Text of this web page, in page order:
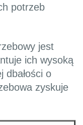
potrzeb
jest
ich wysoką
dbałości o
zyskuje